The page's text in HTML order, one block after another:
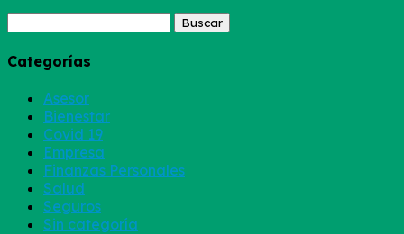
Categorías
Asesor
Bienestar
Covid 19
Empresa
Finanzas Personales
Salud
Seguros
Sin categoría